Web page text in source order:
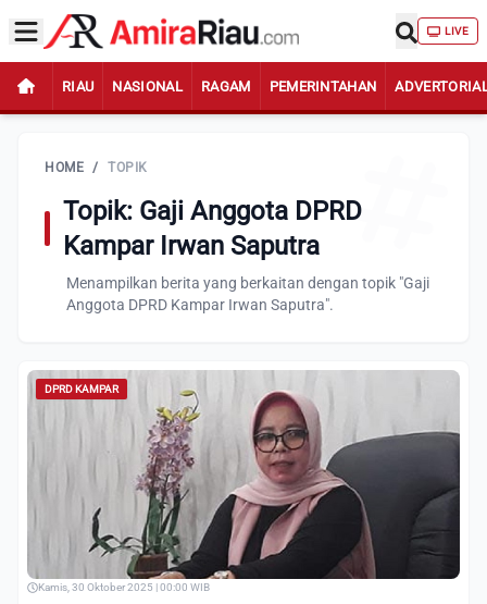
LIVE
RIAU NASIONAL RAGAM PEMERINTAHAN
HOME / TOPIK
Topik: Gaji Anggota DPRD
Kampar Irwan Saputra
Menampilkan berita yang berkaitan dengan topik "Gaji
Anggota DPRD Kampar Irwan Saputra".
DPRD KAMPAR
Kamis, 30 Oktober 2025 | 00:00 WIB